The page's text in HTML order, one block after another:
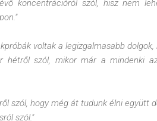
koncentrációról szól, hisz nem
voltak a legizgalmasabb
hétről szól, mikor már a mindenki
szól, hogy még át tudunk élni együtt
szól."